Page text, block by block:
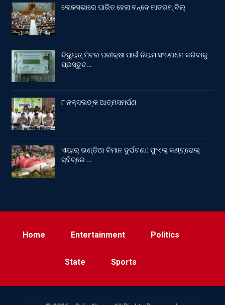
ଲୋକସଭାରେ ପାରିତ ହେଲା ବନ୍ଦେ ମାତରମ୍‌ ବିଲ୍‌
ବିଦ୍ୟୁତ୍ ମିଟର ପରୀକ୍ଷା ପାଇଁ ନିୟମ ସଂଶୋଧନ କରିବାକୁ
ପ୍ରସ୍ତୁତ…
୮ ନକ୍ସଲଙ୍କ ଆତ୍ମସମର୍ପଣ
ଏୟାର୍ ଇଣ୍ଡିଆ ବିମାନ ଦୁର୍ଘଟଣା: ଫୁଏଲ୍‌ କଣ୍ଟ୍ରୋଲ୍‌
ସ୍ବିଚ୍‌ରେ …
Home Entertainment Politics
State Sports